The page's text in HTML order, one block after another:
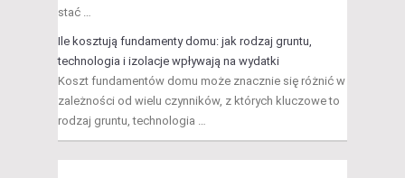
stać …
Ile kosztują fundamenty domu: jak rodzaj gruntu,
technologia i izolacje wpływają na wydatki
Koszt fundamentów domu może znacznie się różnić w
zależności od wielu czynników, z których kluczowe to
rodzaj gruntu, technologia …